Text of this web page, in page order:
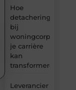
Hoe
detachering
bij
woningcorporaties
je carrière
kan
transformeren
Leverancier